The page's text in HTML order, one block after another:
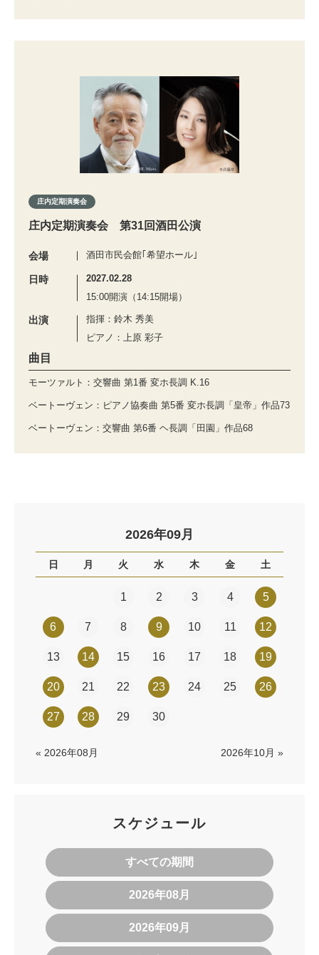
庄内定期演奏会
庄内定期演奏会 第31回酒田公演
会場 酒田市民会館｢希望ホール｣
日時
2027.02.28
15:00開演（14:15開場）
出演
指揮：鈴木 秀美
ピアノ：上原 彩子
曲目
モーツァルト：交響曲 第1番 変ホ長調 K.16
ベートーヴェン：ピアノ協奏曲 第5番 変ホ長調「皇帝」作品73
ベートーヴェン：交響曲 第6番 ヘ長調「田園」作品68
2026年09月
日 月 火 水 木 金 土
1 2 3 4 5
6 7 8 9 10 11 12
13 14 15 16 17 18 19
20 21 22 23 24 25 26
27 28 29 30
« 2026年08月 2026年10月 »
スケジュール
すべての期間
2026年08月
2026年09月